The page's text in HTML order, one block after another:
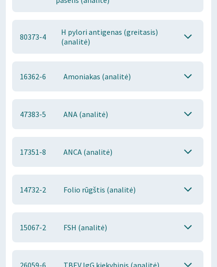
80373-4
H pylori antigenas (greitasis)
(analitė)
16362-6 Amoniakas (analitė)
47383-5 ANA (analitė)
17351-8 ANCA (analitė)
14732-2 Folio rūgštis (analitė)
15067-2 FSH (analitė)
26059-6 TBEV IgG kiekybinis (analitė)